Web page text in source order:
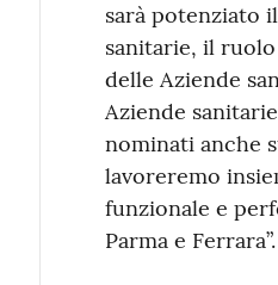
sarà potenziato
sanitarie, il
delle Aziende
Aziende
nominati anche
lavoreremo
funzionale e
Parma e Ferrara”.